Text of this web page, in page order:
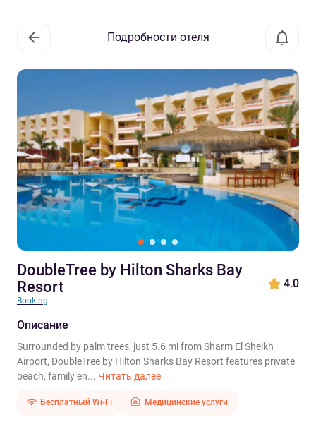
Подробности отеля
DoubleTree by Hilton Sharks Bay
Resort
Booking
4.0
Описание
Surrounded by palm trees, just 5.6 mi from Sharm El Sheikh
Airport, DoubleTree by Hilton Sharks Bay Resort features private
beach, family en... Читать далее
Бесплатный Wi-Fi Медицинские услуги